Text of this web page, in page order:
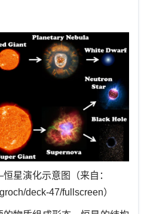
演化示意图（来自：
deck-47/fullscreen）